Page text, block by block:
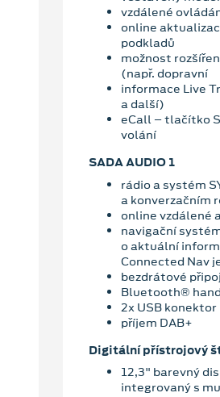
vzdálené
online
podkladů
možnost
(např. dopravní
informace Live
a další)
eCall – tlačítko
volání
SADA AUDIO 1
rádio a systém
a konverzačním
online vzdálené
navigační
o aktuální
Connected Nav
bezdrátové
Bluetooth®
2x USB konektor
příjem DAB+
Digitální přístrojový
12,3" barevný
integrovaný s